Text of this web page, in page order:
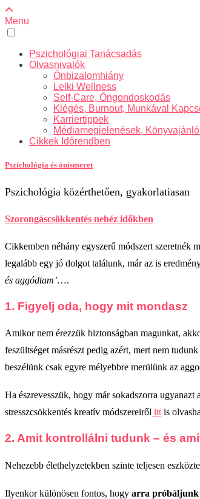
Menu
Pszichológiai Tanácsadás
Olvasnivalók
Önbizalomhiány
Lelki Wellness
Self-Care, Öngondoskodás
Kiégés, Burnout, Munkával
Karriertippek
Médiamegjelenések,
Cikkek Időrendben
Pszichológia és önismeret
Pszichológia közérthetően, gyakorlatiasan
Szorongáscsökkentés nehéz időkben
Cikkemben néhány egyszerű módszert szeretnék
legalább egy jó dolgot találunk, már az is
és aggódtam’….
1. Figyelj oda, hogy mit mondasz
Amikor nem érezzük biztonságban magunkat,
feszültséget másrészt pedig azért, mert nem
beszélünk csak egyre mélyebbre merülünk az
Ha észrevesszük, hogy már sokadszorra
stresszcsökkentés kreatív módszereiről itt is
2. Amit kontrollálni tudunk – és
Nehezebb élethelyzetekben szinte teljesen
Ilyenkor különösen fontos, hogy arra próbáljunk